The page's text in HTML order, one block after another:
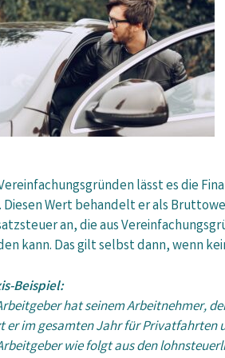
lässt es die
Diesen Wert behandelt er als
an, die aus
kann. Das gilt selbst dann, wenn
Beispiel:
hat seinem Arbeitnehmer,
er im gesamten Jahr für Privatfahrten
wie folgt aus den